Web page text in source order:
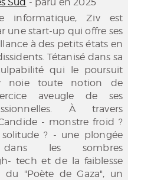
informatique, Ziv est
une start-up qui offre ses
à des petits états en
Tétanisé dans sa
qui le poursuit
noie toute notion de
aveugle de ses
À travers
- monstre froid ?
? - une plongée
dans les sombres
tech et de la faiblesse
du "Poète de Gaza", un